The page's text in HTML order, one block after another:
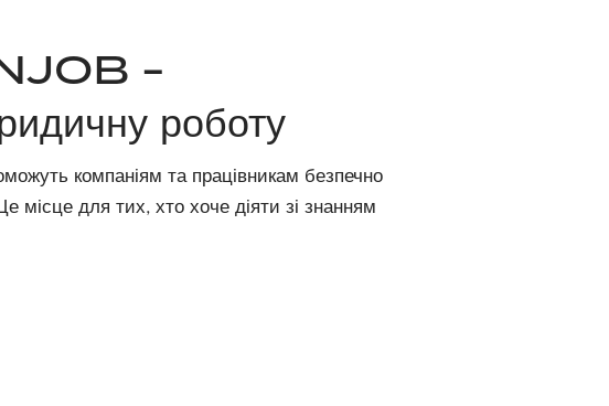
NJOB -
роботу
компаніям та працівникам безпечно
місце для тих, хто хоче діяти зі знанням